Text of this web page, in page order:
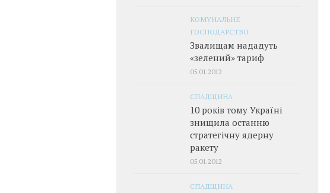
КОМУНАЛЬНЕ
ГОСПОДАРСТВО
Звалищам нададуть
«зелений» тариф
05.01.2012
СПАДЩИНА
10 років тому Україні
знищила останню
стратегічну ядерну
ракету
05.01.2012
СПАДЩИНА